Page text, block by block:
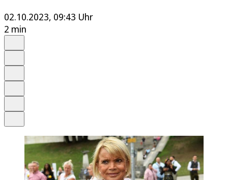
02.10.2023, 09:43 Uhr
2 min